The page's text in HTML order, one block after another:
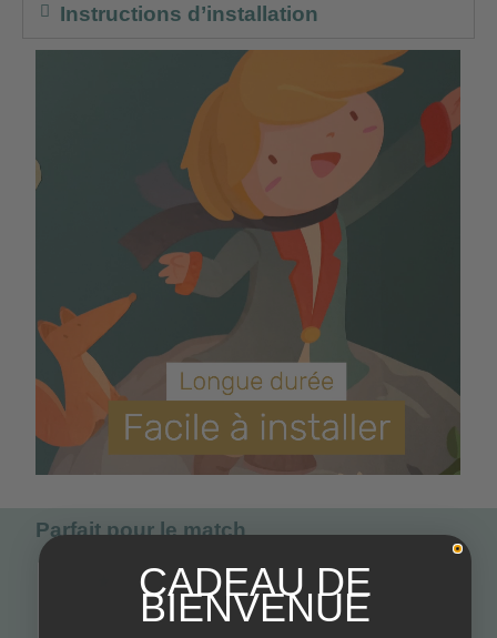
Instructions d’installation
Parfait pour le match
CADEAU DE
BIENVENUE